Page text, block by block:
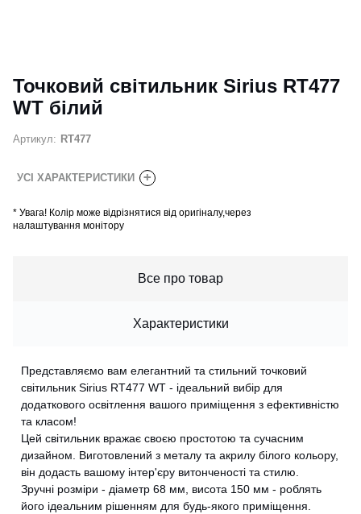
Точковий світильник Sirius RT477
WT білий
Артикул: RT477
УСІ ХАРАКТЕРИСТИКИ +
* Увага! Колір може відрізнятися від оригіналу,через
налаштування монітору
Все про товар
Характеристики
Представляємо вам елегантний та стильний точковий
світильник Sirius RT477 WT - ідеальний вибір для
додаткового освітлення вашого приміщення з ефективністю
та класом!
Цей світильник вражає своєю простотою та сучасним
дизайном. Виготовлений з металу та акрилу білого кольору,
він додасть вашому інтер'єру витонченості та стилю.
Зручні розміри - діаметр 68 мм, висота 150 мм - роблять
його ідеальним рішенням для будь-якого приміщення.